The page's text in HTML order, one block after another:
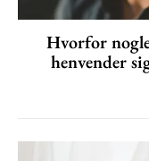
Hvorfor
henvender